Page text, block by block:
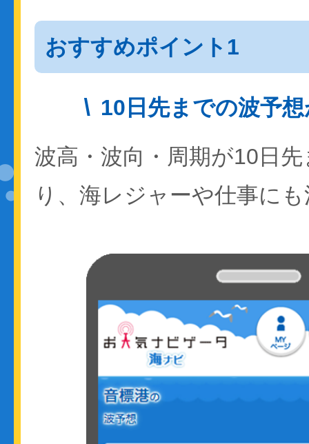
おすすめポイント1
10日先までの波予
波高・波向・周期が10日
り、海レジャーや仕事に